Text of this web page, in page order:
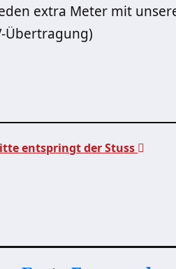
extra Meter mit
Übertragung)
entspringt der Stuss